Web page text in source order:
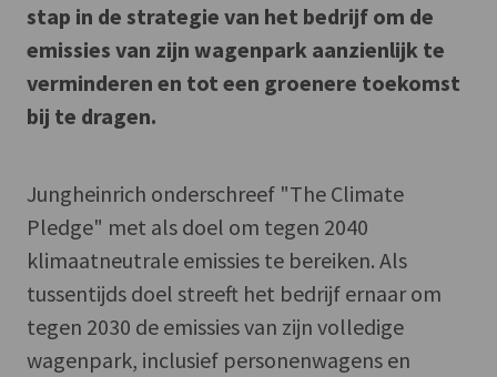
stap in de strategie van het bedrijf om de
emissies van zijn wagenpark aanzienlijk te
verminderen en tot een groenere toekomst
bij te dragen.
Jungheinrich onderschreef "The Climate
Pledge" met als doel om tegen 2040
klimaatneutrale emissies te bereiken. Als
tussentijds doel streeft het bedrijf ernaar om
tegen 2030 de emissies van zijn volledige
wagenpark, inclusief personenwagens en